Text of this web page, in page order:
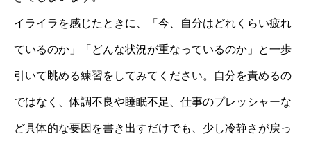
イライラを感じたときに、「今、自分はどれくらい疲れ
ているのか」「どんな状況が重なっているのか」と一歩
引いて眺める練習をしてみてください。自分を責めるの
ではなく、体調不良や睡眠不足、仕事のプレッシャーな
ど具体的な要因を書き出すだけでも、少し冷静さが戻っ